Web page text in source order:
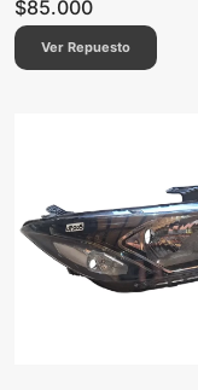
$85.000
Ver Repuesto